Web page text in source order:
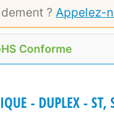
? Appelez-
Conforme
- DUPLEX - ST,